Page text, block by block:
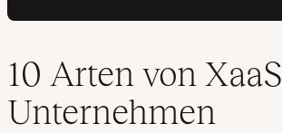
10 Arten von XaaS
Unternehmen